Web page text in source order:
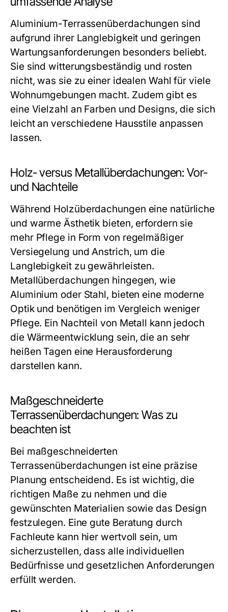
Aluminium-Terrassenüberdachungen sind
aufgrund ihrer Langlebigkeit und geringen
Wartungsanforderungen besonders beliebt.
Sie sind witterungsbeständig und rosten
nicht, was sie zu einer idealen Wahl für viele
Wohnumgebungen macht. Zudem gibt es
eine Vielzahl an Farben und Designs, die sich
leicht an verschiedene Hausstile anpassen
lassen.
Holz- versus Metallüberdachungen: Vor-
und Nachteile
Während Holzüberdachungen eine natürliche
und warme Ästhetik bieten, erfordern sie
mehr Pflege in Form von regelmäßiger
Versiegelung und Anstrich, um die
Langlebigkeit zu gewährleisten.
Metallüberdachungen hingegen, wie
Aluminium oder Stahl, bieten eine moderne
Optik und benötigen im Vergleich weniger
Pflege. Ein Nachteil von Metall kann jedoch
die Wärmeentwicklung sein, die an sehr
heißen Tagen eine Herausforderung
darstellen kann.
Maßgeschneiderte
Terrassenüberdachungen: Was zu
beachten ist
Bei maßgeschneiderten
Terrassenüberdachungen ist eine präzise
Planung entscheidend. Es ist wichtig, die
richtigen Maße zu nehmen und die
gewünschten Materialien sowie das Design
festzulegen. Eine gute Beratung durch
Fachleute kann hier wertvoll sein, um
sicherzustellen, dass alle individuellen
Bedürfnisse und gesetzlichen Anforderungen
erfüllt werden.